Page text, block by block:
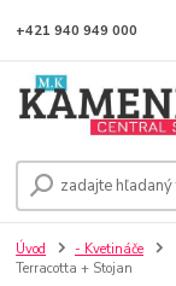
+421 940 949 000
Úvod - Kvetináče
Terracotta + Stojan